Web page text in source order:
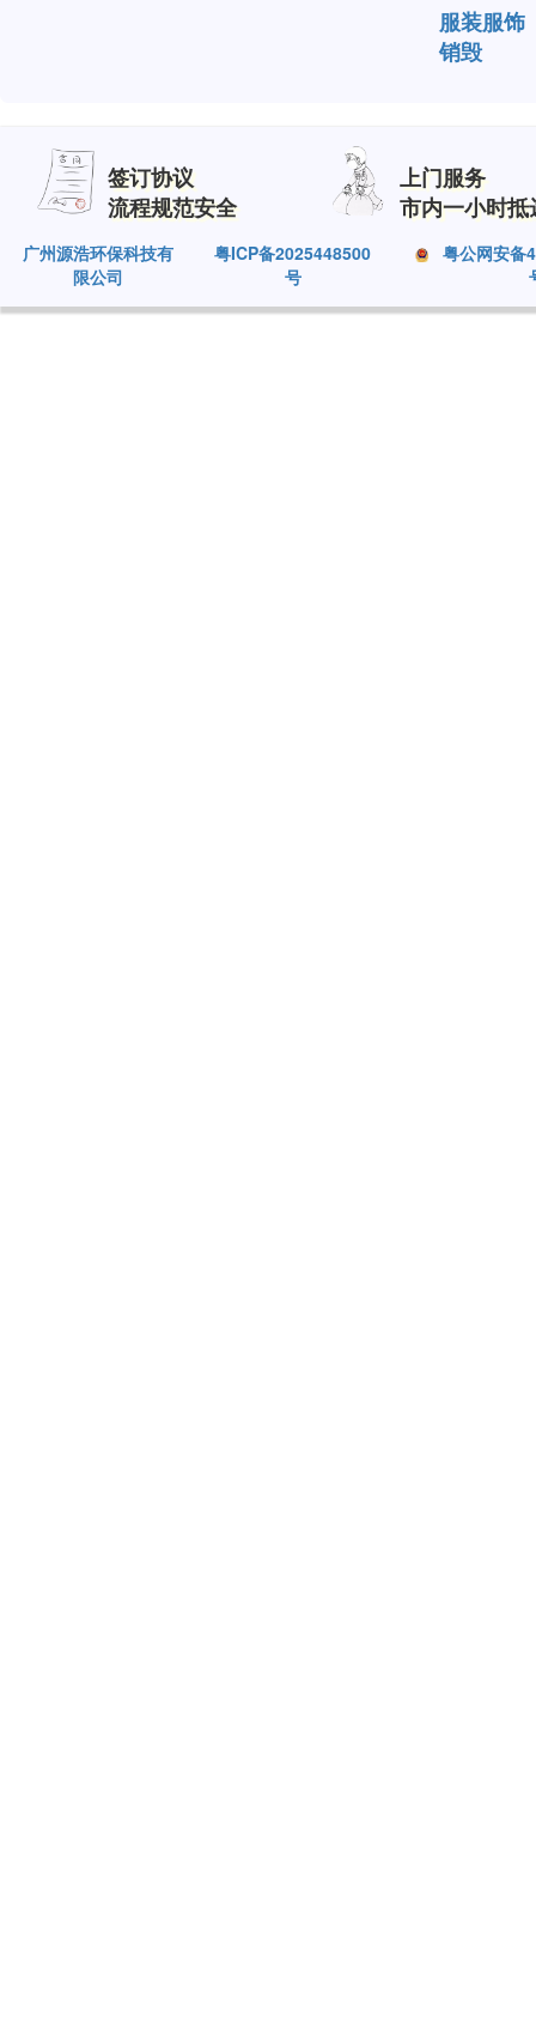
服装服饰
销毁
签订协议
流程规范安全
上门服务
市内一小时抵
广州源浩环保科技有
限公司
粤ICP备2025448500
号
粤公网安备